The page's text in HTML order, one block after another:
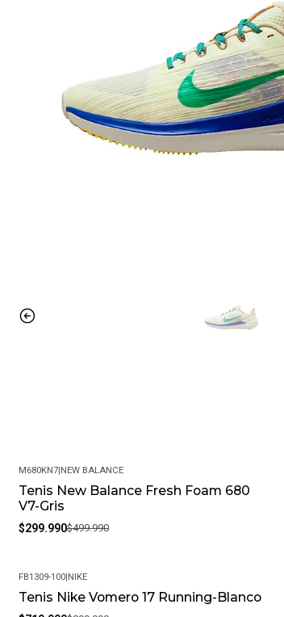
-40%
M680KN7|NEW BALANCE
Tenis New Balance Fresh Foam 680
V7-Gris
$299.990$499.990
-20%
FB1309-100|NIKE
Tenis Nike Vomero 17 Running-Blanco